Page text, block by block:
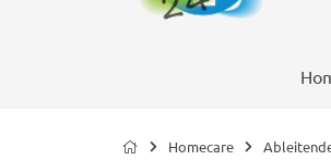
Homecare